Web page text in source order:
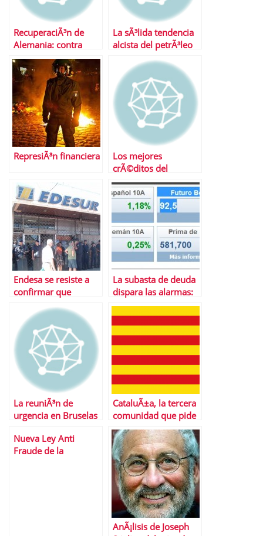
RecuperaciÃ³n de
Alemania: contra
viento y marea
La sÃ³lida tendencia
alcista del petrÃ³leo
RepresiÃ³n financiera
Los mejores
crÃ©ditos del
mercado
Endesa se resiste a
confirmar que
nacionalizado su filial
La subasta de deuda
dispara las alarmas:
el bono espaÃ±ol,
por encima del 7%
La reuniÃ³n de
urgencia en Bruselas
Draghi frena las
pÃ©rdidas del Ibex
CataluÃ±a, la tercera
comunidad que pide
el rescate
Nueva Ley Anti
Fraude de la
AnÃ¡lisis de Joseph